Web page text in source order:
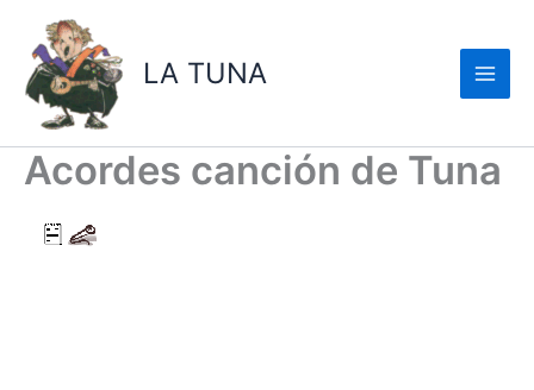
contenido
LA TUNA
Acordes canción de Tuna